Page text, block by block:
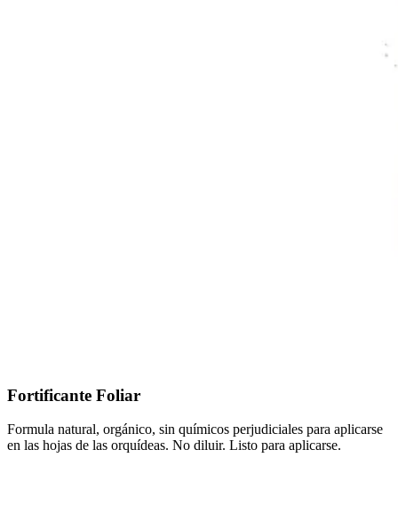
Fortificante Foliar
Formula natural, orgánico, sin químicos perjudiciales para aplicarse
en las hojas de las orquídeas. No diluir. Listo para aplicarse.